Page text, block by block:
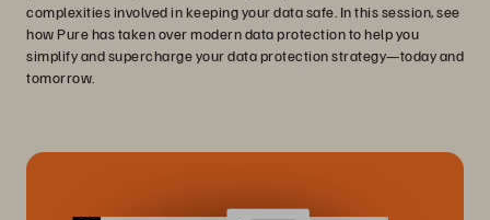
complexities involved in keeping your data safe. In this session, see
how Pure has taken over modern data protection to help you
simplify and supercharge your data protection strategy—today and
tomorrow.